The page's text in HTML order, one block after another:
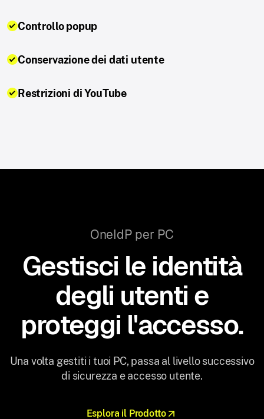
Controllo popup
Conservazione dei dati utente
Restrizioni di YouTube
OneIdP per PC
Gestisci le identità
degli utenti e
proteggi l'accesso.
Una volta gestiti i tuoi PC, passa al livello successivo
di sicurezza e accesso utente.
Esplora il Prodotto